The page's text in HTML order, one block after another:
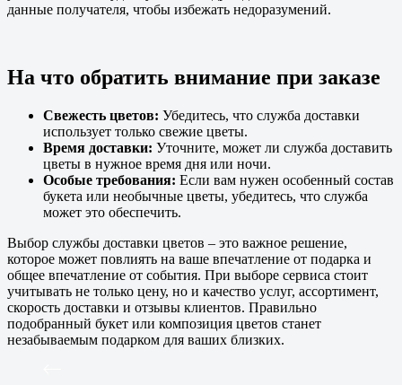
данные получателя, чтобы избежать недоразумений.
На что обратить внимание при заказе
Свежесть цветов: Убедитесь, что служба доставки
использует только свежие цветы.
Время доставки: Уточните, может ли служба доставить
цветы в нужное время дня или ночи.
Особые требования: Если вам нужен особенный состав
букета или необычные цветы, убедитесь, что служба
может это обеспечить.
Выбор службы доставки цветов – это важное решение,
которое может повлиять на ваше впечатление от подарка и
общее впечатление от события. При выборе сервиса стоит
учитывать не только цену, но и качество услуг, ассортимент,
скорость доставки и отзывы клиентов. Правильно
подобранный букет или композиция цветов станет
незабываемым подарком для ваших близких.